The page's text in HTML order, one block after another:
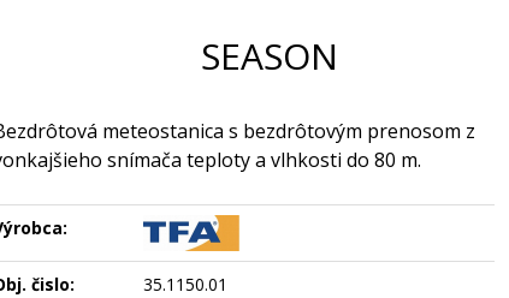
SEASON
meteostanica s bezdrôtovým prenosom z
snímača teploty a vlhkosti do 80 m.
čislo:
35.1150.01